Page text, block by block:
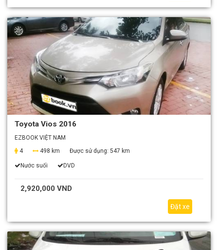
Toyota Vios 2016
EZBOOK VIỆT NAM
4
498 km Được sử dụng: 547 km
Nước suối DVD
2,920,000 VND
Đặt xe